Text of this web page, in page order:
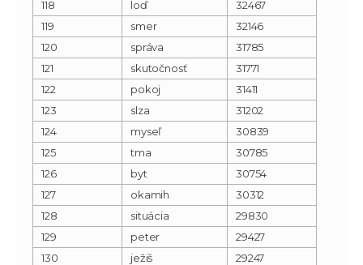
118
loď
32467
119
smer
32146
120
správa
31785
121
skutočnosť
31771
122
pokoj
31411
123
slza
31202
124
myseľ
30839
125
tma
30785
126
byt
30754
127
okamih
30312
128
situácia
29830
129
peter
29427
130
ježiš
29247